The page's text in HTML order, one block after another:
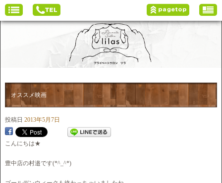
オススメ映画
投稿日 2013年5月7日
こんにちは★
豊中店の村邉です(*^_^*)